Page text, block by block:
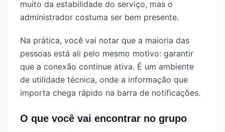
muito da estabilidade do serviço, mas o
administrador costuma ser bem presente.
Na prática, você vai notar que a maioria das
pessoas está ali pelo mesmo motivo: garantir
que a conexão continue ativa. É um ambiente
de utilidade técnica, onde a informação que
importa chega rápido na barra de notificações.
O que você vai encontrar no grupo